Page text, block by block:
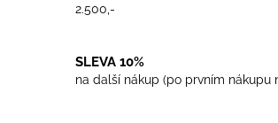
2.500,-
SLEVA 10%
na další nákup (po prvním nákupu